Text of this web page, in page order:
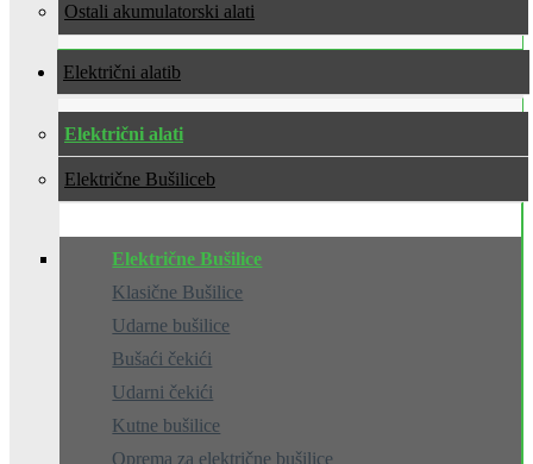
Ostali akumulatorski alati
Električni alati
Električni alati
Električne Bušilice
Električne Bušilice
Klasične Bušilice
Udarne bušilice
Bušaći čekići
Udarni čekići
Kutne bušilice
Oprema za električne bušilice